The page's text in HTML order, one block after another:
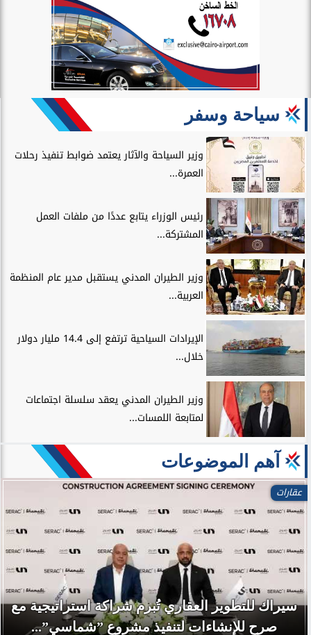
سياحة وسفر
وزير السياحة والآثار يعتمد ضوابط تنفيذ رحلات
العمرة...
رئيس الوزراء يتابع عددًا من ملفات العمل
المشتركة...
وزير الطيران المدني يستقبل مدير عام المنظمة
العربية...
الإيرادات السياحية ترتفع إلى 14.4 مليار دولار
خلال...
وزير الطيران المدني يعقد سلسلة اجتماعات
لمتابعة اللمسات...
آهم الموضوعات
عقارات
سيراك للتطوير العقاري تُبرم شراكة استراتيجية مع
صرح للإنشاءات لتنفيذ مشروع ”شماسي”...